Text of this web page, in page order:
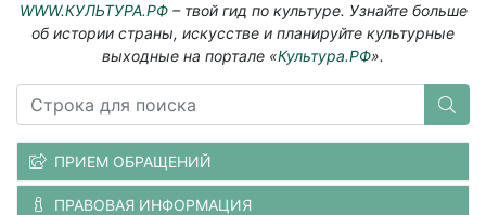
WWW.КУЛЬТУРА.РФ– твой гид по культуре. Узнайте больше
об истории страны, искусстве и планируйте культурные
выходные на портале «Культура.РФ».
ПРИЕМ ОБРАЩЕНИЙ
ПРАВОВАЯ ИНФОРМАЦИЯ